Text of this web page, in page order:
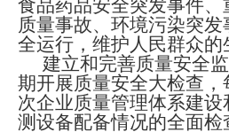
食品药品安全突发事件
质量事故、环境污染突
全运行，维护人民群众的
建立和完善质量安全
期开展质量安全大检查，
次企业质量管理体系建
测设备配备情况的全面